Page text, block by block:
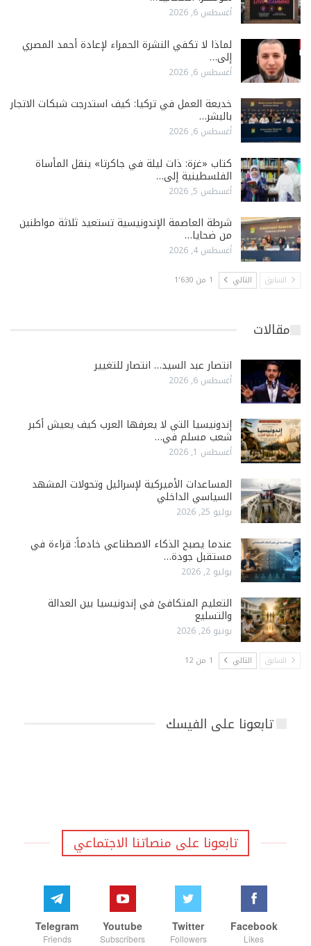
أغسطس 6, 2026
لماذا لا تكفي النشرة الحمراء لإعادة أحمد المصري
إلى…
أغسطس 6, 2026
خديعة العمل في تركيا: كيف استدرجت شبكات الاتجار
بالبشر…
أغسطس 6, 2026
كتاب «غزة: ذات ليلة في جاكرتا» ينقل المأساة
الفلسطينية إلى…
أغسطس 5, 2026
شرطة العاصمة الإندونيسية تستعيد ثلاثة مواطنين
من ضحايا…
أغسطس 4, 2026
السابق التالي 1 من 1٬630
مقالات
انتصار عبد السيد… انتصار للتغيير
أغسطس 6, 2026
إندونيسيا التي لا يعرفها العرب كيف يعيش أكبر
شعب مسلم في…
أغسطس 1, 2026
المساعدات الأميركية لإسرائيل وتحولات المشهد
السياسي الداخلي
يوليو 25, 2026
عندما يصبح الذكاء الاصطناعي خادماً: قراءة في
مستقبل جودة…
يوليو 2, 2026
التعليم المتكافئ في إندونيسيا بين العدالة
والتسليع
يونيو 26, 2026
السابق التالي 1 من 12
تابعونا على الفيسك
تابعونا على منصاتنا الاجتماعي
Facebook
Likes
Twitter
Followers
Youtube
Subscribers
Telegram
Friends